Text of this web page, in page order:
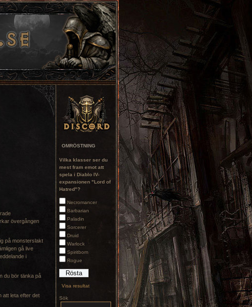
OMRÖSTNING
Vilka klasser ser du
mest fram emot att
spela i Diablo IV-
expansionen "Lord of
Hatred"?
Necromancer
Barbarian
Paladin
Sorcerer
Druid
Warlock
Spiritborn
Rogue
Visa resultat
Sök
övergången
på monsterslakt
gå live
i
du bör tänka på
att leta efter det